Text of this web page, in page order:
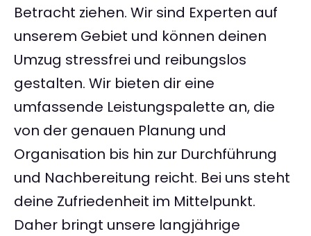
Betracht ziehen. Wir sind Experten auf
unserem Gebiet und können deinen
Umzug stressfrei und reibungslos
gestalten. Wir bieten dir eine
umfassende Leistungspalette an, die
von der genauen Planung und
Organisation bis hin zur Durchführung
und Nachbereitung reicht. Bei uns steht
deine Zufriedenheit im Mittelpunkt.
Daher bringt unsere langjährige